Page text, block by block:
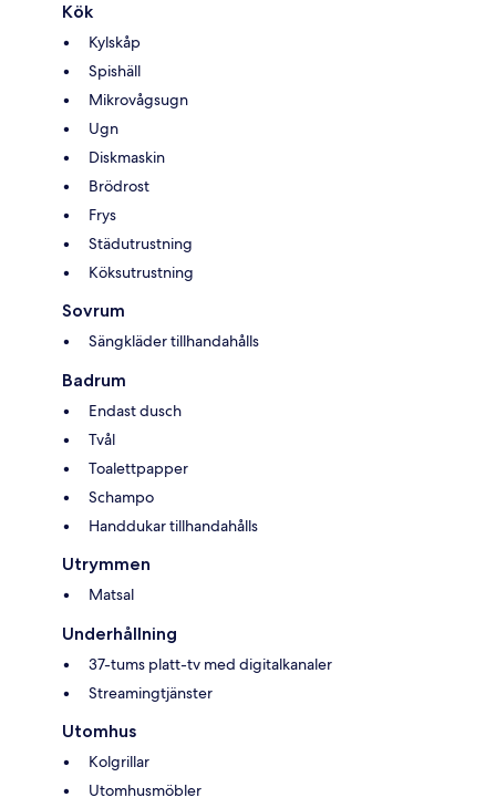
Kök
Kylskåp
Spishäll
Mikrovågsugn
Ugn
Diskmaskin
Brödrost
Frys
Städutrustning
Köksutrustning
Sovrum
Sängkläder tillhandahålls
Badrum
Endast dusch
Tvål
Toalettpapper
Schampo
Handdukar tillhandahålls
Utrymmen
Matsal
Underhållning
37-tums platt-tv med digitalkanaler
Streamingtjänster
Utomhus
Kolgrillar
Utomhusmöbler